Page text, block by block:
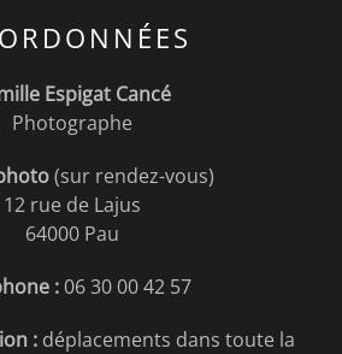
Espigat Cancé
Photographe
(sur rendez-vous)
12 rue de Lajus
64000 Pau
:06 30 00 42 57
: déplacements dans toute la